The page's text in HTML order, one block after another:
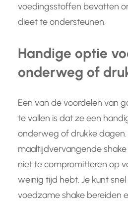
voedingsstoffen bevatten
dieet te ondersteunen.
Handige optie
onderweg of
Een van de voordelen van
te vallen is dat ze een
onderweg of drukke
maaltijdvervangende
niet te compromitteren op
weinig tijd hebt. Je kunt
voedzame shake bereiden